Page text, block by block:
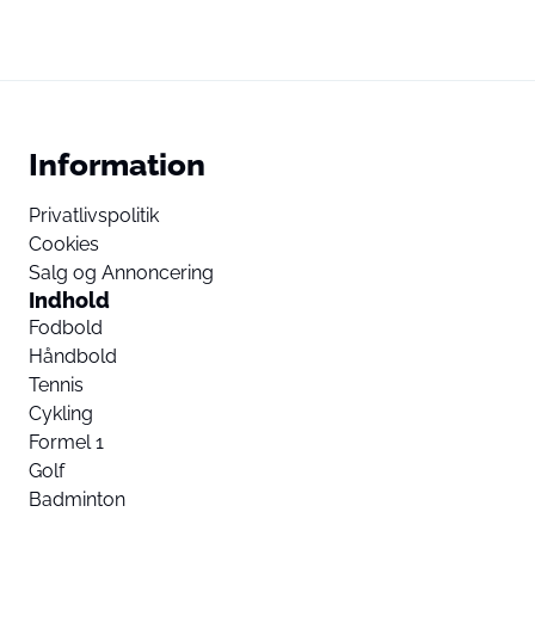
Information
Privatlivspolitik
Cookies
Salg og Annoncering
Indhold
Fodbold
Håndbold
Tennis
Cykling
Formel 1
Golf
Badminton